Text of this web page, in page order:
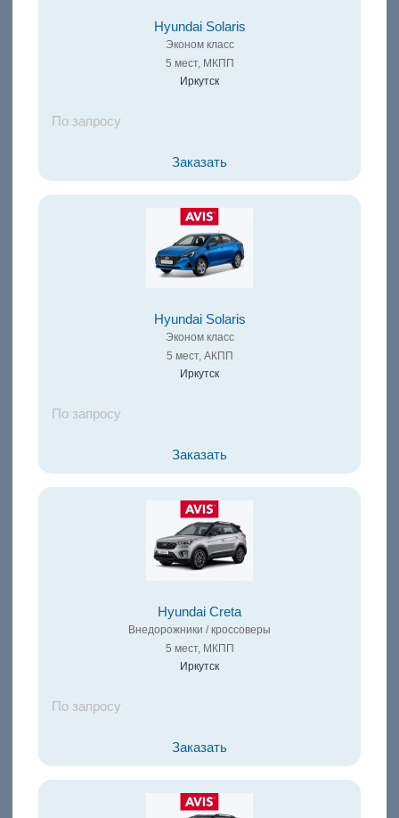
Hyundai Solaris
Эконом класс
5 мест, МКПП
Иркутск
По запросу
Заказать
Hyundai Solaris
Эконом класс
5 мест, АКПП
Иркутск
По запросу
Заказать
Hyundai Creta
Внедорожники / кроссоверы
5 мест, МКПП
Иркутск
По запросу
Заказать